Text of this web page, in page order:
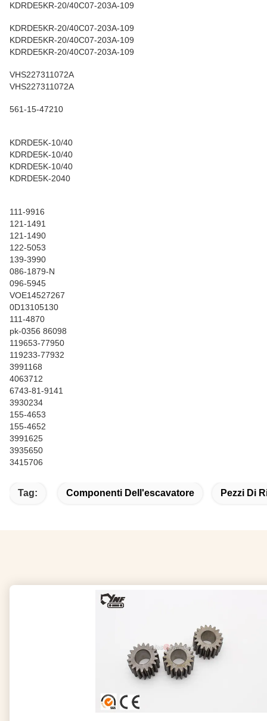
KDRDE5KR-20/40C07-203A-109
KDRDE5KR-20/40C07-203A-109
KDRDE5KR-20/40C07-203A-109
KDRDE5KR-20/40C07-203A-109
VHS227311072A
VHS227311072A
561-15-47210
KDRDE5K-10/40
KDRDE5K-10/40
KDRDE5K-10/40
KDRDE5K-2040
111-9916
121-1491
121-1490
122-5053
139-3990
086-1879-N
096-5945
VOE14527267
0D13105130
111-4870
pk-0356 86098
119653-77950
119233-77932
3991168
4063712
6743-81-9141
3930234
155-4653
155-4652
3991625
3935650
3415706
Tag: Componenti Dell'escavatore Pezzi Di